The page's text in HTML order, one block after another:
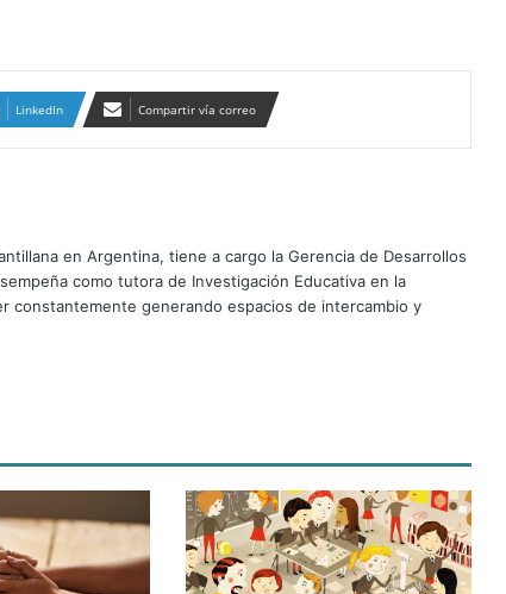
LinkedIn Compartir vía correo
en Argentina, tiene a cargo la Gerencia de Desarrollos
como tutora de Investigación Educativa en la
constantemente generando espacios de intercambio y